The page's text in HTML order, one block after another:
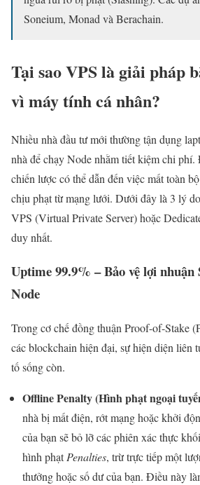
Soneium, Monad và Berachain.
Tại sao VPS là giải pháp
vì máy tính cá nhân?
Nhiều nhà đầu tư mới thường tận dụng
nhà để chạy Node nhằm tiết kiệm chi
chiến lược có thể dẫn đến việc mất toàn
chịu phạt từ mạng lưới. Dưới đây là 3 lý
VPS (Virtual Private Server) hoặc
duy nhất.
Uptime 99.9% – Bảo vệ lợi
Node
Trong cơ chế đồng thuận Proof-of-Stake
các blockchain hiện đại, sự hiện diện liên
tố sống còn.
Offline Penalty (Hình phạt ngoại
nhà bị mất điện, rớt mạng hoặc khởi
của bạn sẽ bỏ lỡ các phiên xác thực
hình phạtPenalties, trừ trực tiếp một
thưởng hoặc số dư của bạn. Điều này